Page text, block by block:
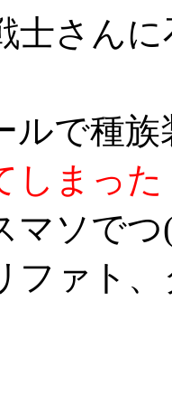
士さん
ルで種
しまった
マソで
ファト